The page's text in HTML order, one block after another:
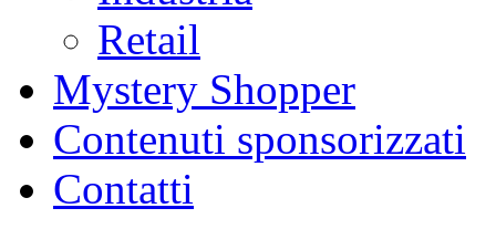
Retail
Mystery Shopper
Contenuti sponsorizzati
Contatti